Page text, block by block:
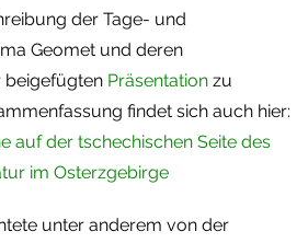
der Tage- und
Geomet und deren
beigefügten Präsentation zu
findet sich auch hier:
auf der tschechischen Seite des
im Osterzgebirge
unter anderem von der